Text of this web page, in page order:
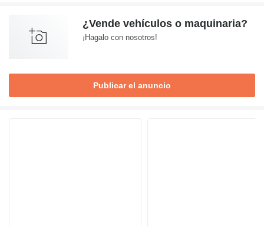
¿Vende vehículos o maquinaria?
¡Hagalo con nosotros!
Publicar el anuncio